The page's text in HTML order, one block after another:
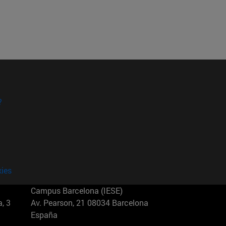
3
Campus Barcelona (IESE)
Av. Pearson, 21 08034 Barcelona
España